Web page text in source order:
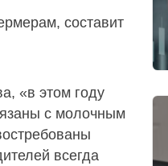
составит
«в этом году
с молочным
всегда